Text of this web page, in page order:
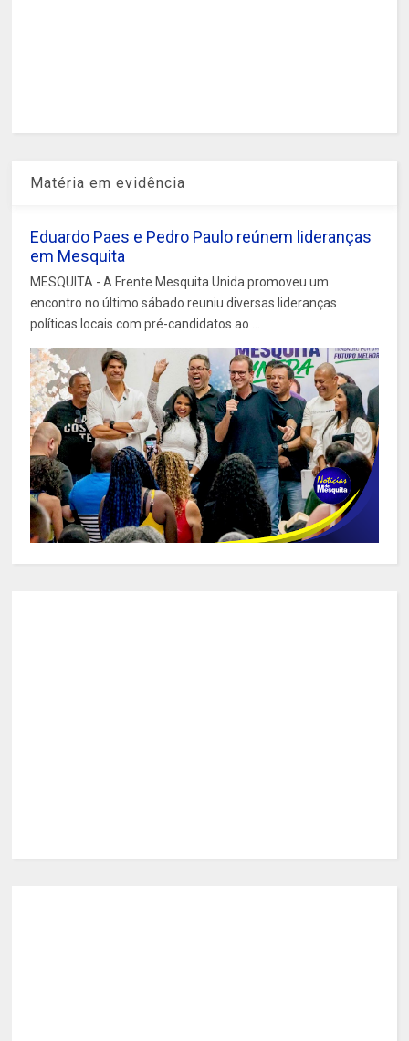
Matéria em evidência
Eduardo Paes e Pedro Paulo reúnem lideranças
em Mesquita
MESQUITA - A Frente Mesquita Unida promoveu um
encontro no último sábado reuniu diversas lideranças
políticas locais com pré-candidatos ao ...